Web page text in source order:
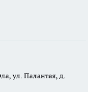
ул. Палантая, д.